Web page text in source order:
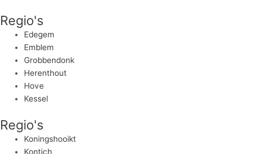
Regio's
Edegem
Emblem
Grobbendonk
Herenthout
Hove
Kessel
Regio's
Koningshooikt
Kontich